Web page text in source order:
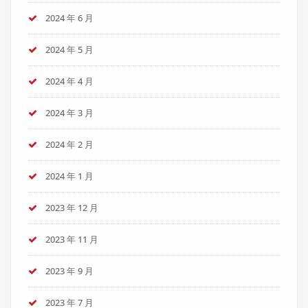
2024 年 6 月
2024 年 5 月
2024 年 4 月
2024 年 3 月
2024 年 2 月
2024 年 1 月
2023 年 12 月
2023 年 11 月
2023 年 9 月
2023 年 7 月